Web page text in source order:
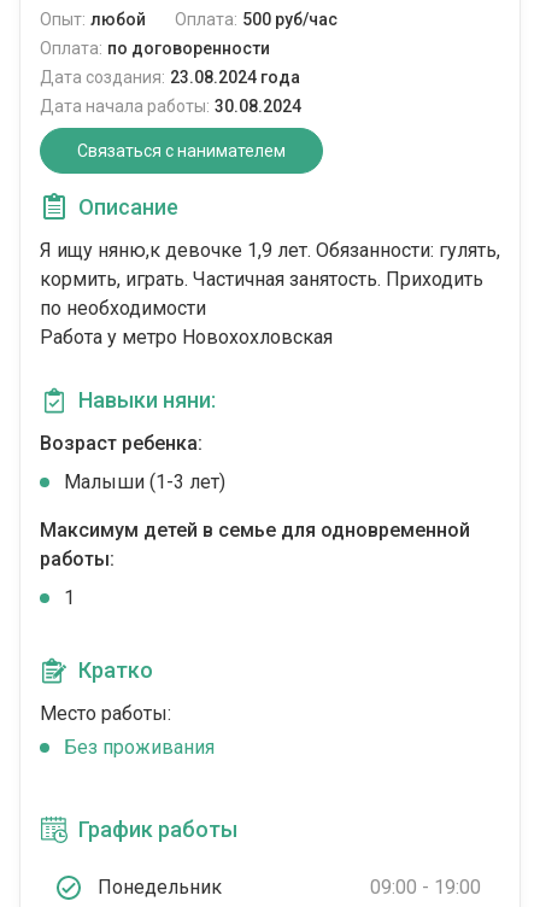
Опыт: любой Оплата: 500 руб/час
Оплата: по договоренности
Дата создания: 23.08.2024 года
Дата начала работы: 30.08.2024
Связаться с нанимателем
Описание
Я ищу няню,к девочке 1,9 лет. Обязанности: гулять,
кормить, играть. Частичная занятость. Приходить
по необходимости
Работа у метро Новохохловская
Навыки няни:
Возраст ребенка:
Малыши (1-3 лет)
Максимум детей в семье для одновременной
работы:
1
Кратко
Место работы:
Без проживания
График работы
Понедельник 09:00 - 19:00